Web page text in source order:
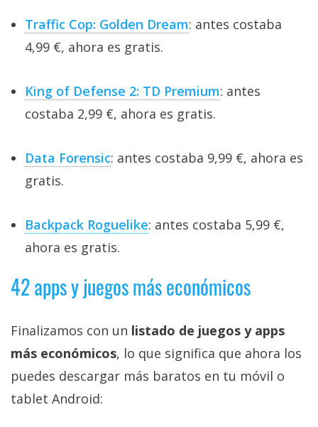
Traffic Cop: Golden Dream: antes costaba
4,99 €, ahora es gratis.
King of Defense 2: TD Premium: antes
costaba 2,99 €, ahora es gratis.
Data Forensic: antes costaba 9,99 €, ahora es
gratis.
Backpack Roguelike: antes costaba 5,99 €,
ahora es gratis.
42 apps y juegos más económicos
Finalizamos con un listado de juegos y apps
más económicos, lo que significa que ahora los
puedes descargar más baratos en tu móvil o
tablet Android: